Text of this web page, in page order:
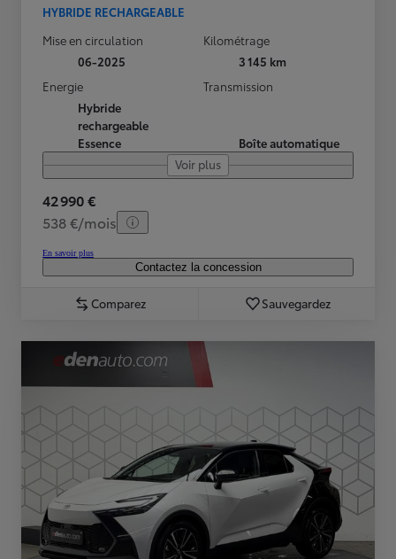
HYBRIDE RECHARGEABLE
Mise en circulation
06-2025
Kilométrage
3 145 km
Energie
Hybride
rechargeable
Essence
Transmission
Boîte automatique
Voir plus
42 990 €
538 €/mois
En savoir plus
Contactez la concession
Comparez Sauvegardez